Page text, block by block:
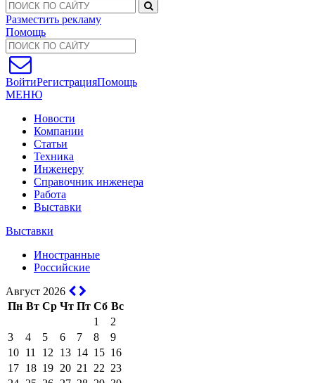
Разместить рекламу
Помощь
ВойтиРегистрацияПомощь
МЕНЮ
Новости
Компании
Статьи
Техника
Инженеру
Справочник инженера
Работа
Выставки
Выставки
Иностранные
Российские
Август 2026
Пн Вт Ср Чт Пт Сб Вс
1
2
3
4 5 6 7 8
9
10 11 12 13 14 15 16
17 18 19 20 21 22 23